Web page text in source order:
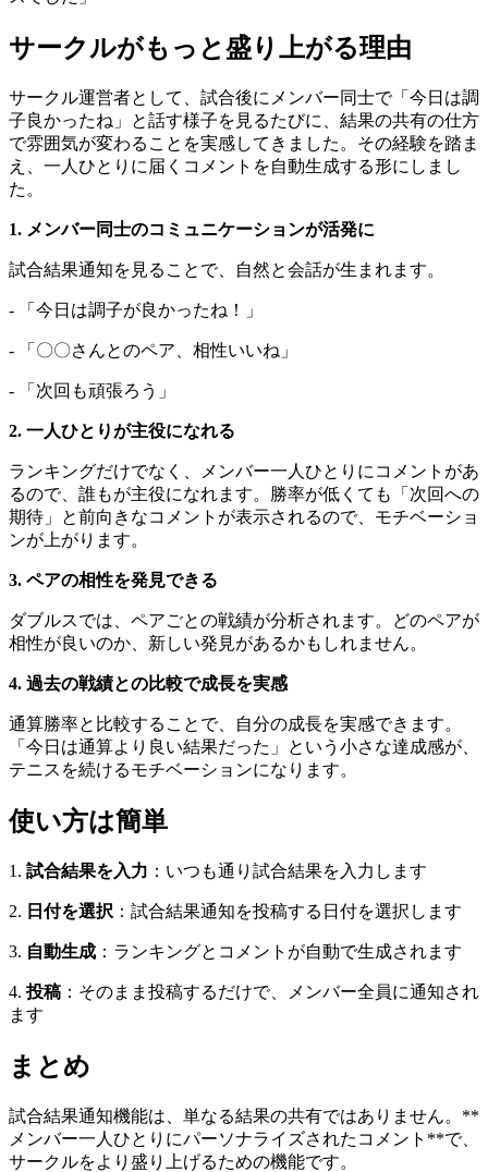
サークルがもっと盛り上がる理由
サークル運営者として、試合後にメンバー同士で「今日は調
子良かったね」と話す様子を見るたびに、結果の共有の仕方
で雰囲気が変わることを実感してきました。その経験を踏ま
え、一人ひとりに届くコメントを自動生成する形にしまし
た。
1. メンバー同士のコミュニケーションが活発に
試合結果通知を見ることで、自然と会話が生まれます。
- 「今日は調子が良かったね！」
- 「〇〇さんとのペア、相性いいね」
- 「次回も頑張ろう」
2. 一人ひとりが主役になれる
ランキングだけでなく、メンバー一人ひとりにコメントがあ
るので、誰もが主役になれます。勝率が低くても「次回への
期待」と前向きなコメントが表示されるので、モチベーショ
ンが上がります。
3. ペアの相性を発見できる
ダブルスでは、ペアごとの戦績が分析されます。どのペアが
相性が良いのか、新しい発見があるかもしれません。
4. 過去の戦績との比較で成長を実感
通算勝率と比較することで、自分の成長を実感できます。
「今日は通算より良い結果だった」という小さな達成感が、
テニスを続けるモチベーションになります。
使い方は簡単
1. 試合結果を入力 ：いつも通り試合結果を入力します
2. 日付を選択 ：試合結果通知を投稿する日付を選択します
3. 自動生成 ：ランキングとコメントが自動で生成されます
4.投稿 ：そのまま投稿するだけで、メンバー全員に通知され
ます
まとめ
試合結果通知機能は、単なる結果の共有ではありません。**
メンバー一人ひとりにパーソナライズされたコメント**で、
サークルをより盛り上げるための機能です。